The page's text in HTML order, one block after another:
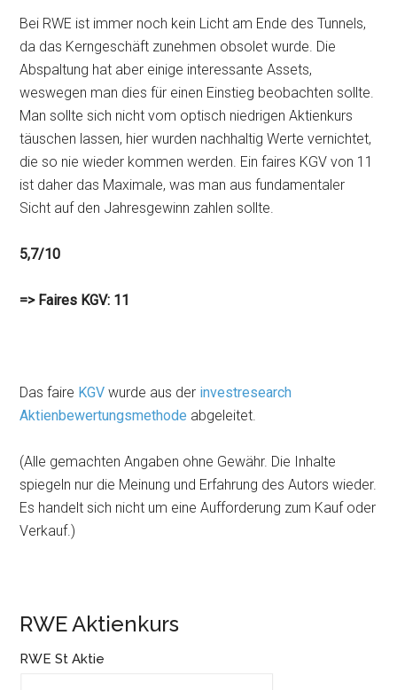
Bei RWE ist immer noch kein Licht am Ende des Tunnels,
da das Kerngeschäft zunehmen obsolet wurde. Die
Abspaltung hat aber einige interessante Assets,
weswegen man dies für einen Einstieg beobachten sollte.
Man sollte sich nicht vom optisch niedrigen Aktienkurs
täuschen lassen, hier wurden nachhaltig Werte vernichtet,
die so nie wieder kommen werden. Ein faires KGV von 11
ist daher das Maximale, was man aus fundamentaler
Sicht auf den Jahresgewinn zahlen sollte.
5,7/10
=> Faires KGV: 11
Das faire KGV wurde aus der investresearch
Aktienbewertungsmethode abgeleitet.
(Alle gemachten Angaben ohne Gewähr. Die Inhalte
spiegeln nur die Meinung und Erfahrung des Autors wieder.
Es handelt sich nicht um eine Aufforderung zum Kauf oder
Verkauf.)
RWE Aktienkurs
RWE St Aktie